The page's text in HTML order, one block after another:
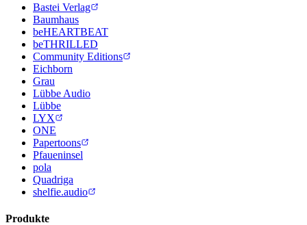
Bastei Verlag
Baumhaus
beHEARTBEAT
beTHRILLED
Community Editions
Eichborn
Grau
Lübbe Audio
Lübbe
LYX
ONE
Papertoons
Pfaueninsel
pola
Quadriga
shelfie.audio
Produkte